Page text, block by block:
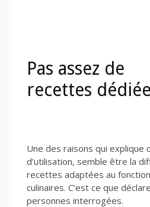
Pas assez de
recettes
Une des raisons qui explique
d’utilisation, semble être la
recettes adaptées au
culinaires. C’est ce que
personnes interrogées.